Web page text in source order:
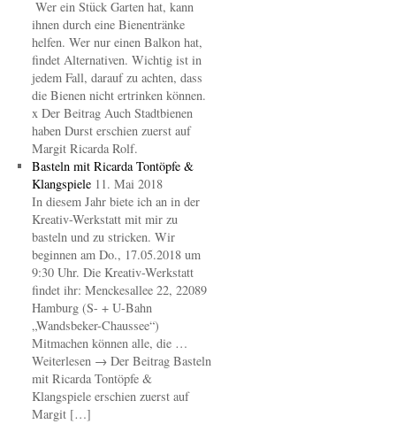
Wer ein Stück Garten hat, kann
ihnen durch eine Bienentränke
helfen. Wer nur einen Balkon hat,
findet Alternativen. Wichtig ist in
jedem Fall, darauf zu achten, dass
die Bienen nicht ertrinken können.
x Der Beitrag Auch Stadtbienen
haben Durst erschien zuerst auf
Margit Ricarda Rolf.
Basteln mit Ricarda Tontöpfe &
Klangspiele 11. Mai 2018
In diesem Jahr biete ich an in der
Kreativ-Werkstatt mit mir zu
basteln und zu stricken. Wir
beginnen am Do., 17.05.2018 um
9:30 Uhr. Die Kreativ-Werkstatt
findet ihr: Menckesallee 22, 22089
Hamburg (S- + U-Bahn
„Wandsbeker-Chaussee“)
Mitmachen können alle, die …
Weiterlesen → Der Beitrag Basteln
mit Ricarda Tontöpfe &
Klangspiele erschien zuerst auf
Margit […]